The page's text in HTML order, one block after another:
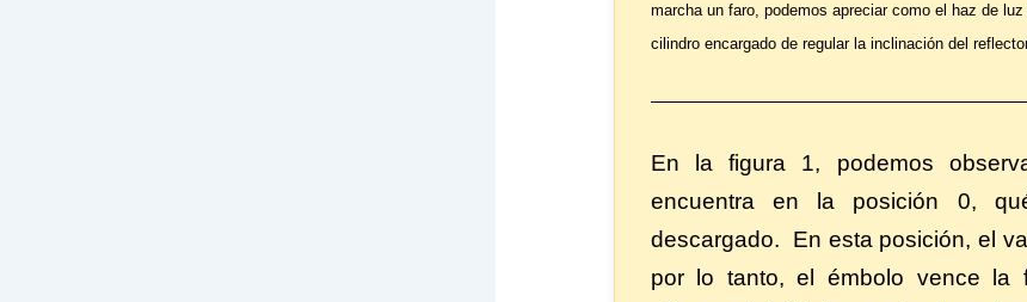
marcha un faro, podemos apreciar como el haz de
cilindro encargado de regular la inclinación del
En la figura 1, podemos
encuentra en la posición 0,
descargado. En esta posición, el
por lo tanto, el émbolo vence la